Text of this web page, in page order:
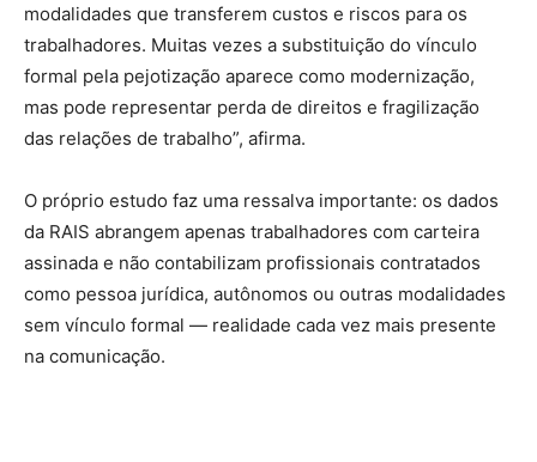
modalidades que transferem custos e riscos para os
trabalhadores. Muitas vezes a substituição do vínculo
formal pela pejotização aparece como modernização,
mas pode representar perda de direitos e fragilização
das relações de trabalho”, afirma.
O próprio estudo faz uma ressalva importante: os dados
da RAIS abrangem apenas trabalhadores com carteira
assinada e não contabilizam profissionais contratados
como pessoa jurídica, autônomos ou outras modalidades
sem vínculo formal — realidade cada vez mais presente
na comunicação.